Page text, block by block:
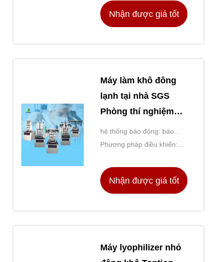
Nhận được giá tốt
Máy làm khô đông
lạnh tại nhà SGS
Phòng thí nghiệm
Máy lyophilizer nhỏ
hệ thống báo động: báo
động nhiệt độ quá mức
Phương pháp điều khiển:
Nhận được giá tốt
Máy lyophilizer nhỏ